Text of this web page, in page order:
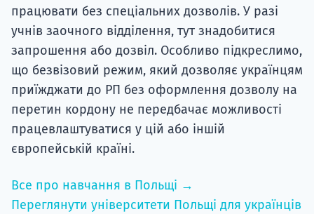
працювати без спеціальних дозволів. У разі
учнів заочного відділення, тут знадобитися
запрошення або дозвіл. Особливо підкреслимо,
що безвізовий режим, який дозволяє українцям
приїжджати до РП без оформлення дозволу на
перетин кордону не передбачає можливості
працевлаштуватися у цій або іншій
європейській країні.
Все про навчання в Польщі →
Переглянути університети Польщі для українців